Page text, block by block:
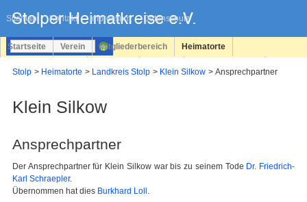
Sitemap Kontakt Impressum Datenschutz
überspringen
Startseite Verein Mitgliederbereich Heimatorte
Stolp Heimatorte Landkreis Stolp Klein Silkow Ansprechpartner
Klein Silkow
Ansprechpartner
Der Ansprechpartner für Klein Silkow war bis zu seinem Tode Dr. Friedrich-
Karl Schraepler.
Übernommen hat dies Burkhard Loll .